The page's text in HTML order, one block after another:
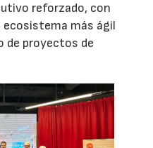
reforzado, con
ecosistema más ágil
de proyectos de